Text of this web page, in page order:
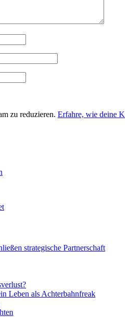
zu reduzieren. Erfahre, wie deine
strategische Partnerschaft
Leben als Achterbahnfreak